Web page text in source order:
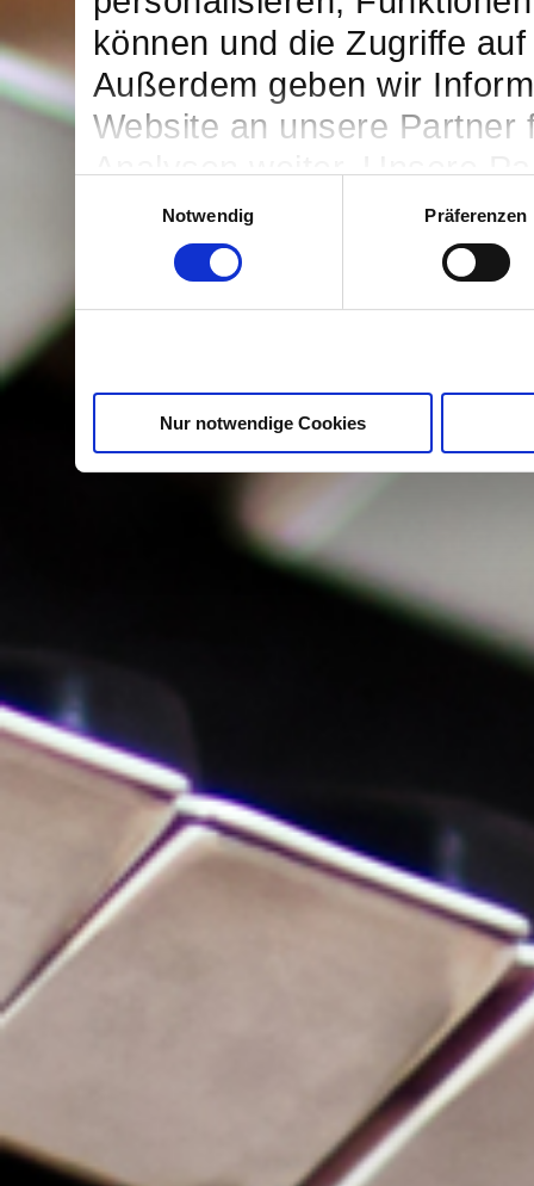
können und die Zugriffe
Außerdem geben wir
Website an unsere Partner
Analysen weiter. Unsere
möglicherweise mit
bereitgestellt haben oder
Dienste gesammelt haben.
Notwendig
Präferenzen
Nur notwendige Cookies